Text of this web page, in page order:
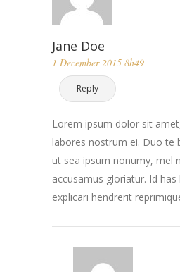
Jane Doe
1 December 2015 8h49
Reply
Lorem ipsum dolor sit
labores nostrum ei. Duo te
ut sea ipsum nonumy, mel
accusamus gloriatur. Id
explicari hendrerit